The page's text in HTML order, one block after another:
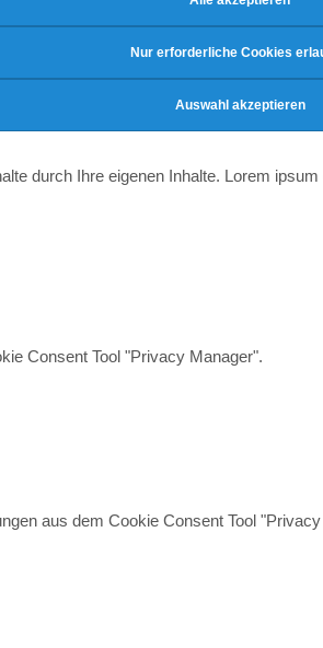
durch Ihre eigenen Inhalte. Lorem
Consent Tool "Privacy Manager".
aus dem Cookie Consent Tool